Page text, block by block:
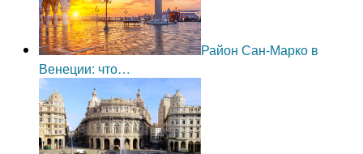
Район Сан-Марко в
Венеции: что…